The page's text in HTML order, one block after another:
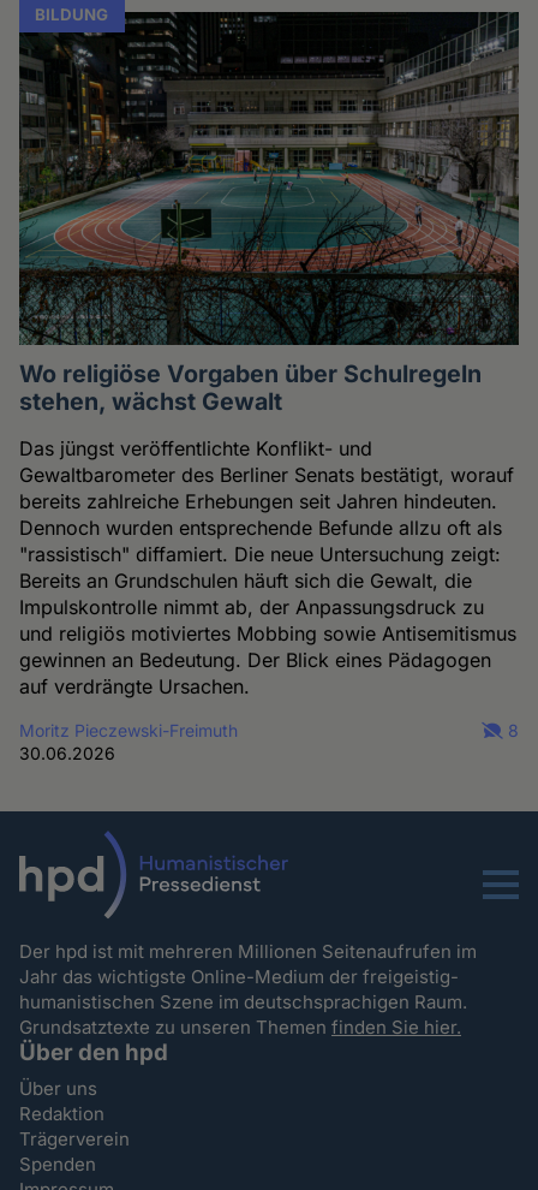
BILDUNG
Wo religiöse Vorgaben über Schulregeln
stehen, wächst Gewalt
Das jüngst veröffentlichte Konflikt- und
Gewaltbarometer des Berliner Senats bestätigt, worauf
bereits zahlreiche Erhebungen seit Jahren hindeuten.
Dennoch wurden entsprechende Befunde allzu oft als
"rassistisch" diffamiert. Die neue Untersuchung zeigt:
Bereits an Grundschulen häuft sich die Gewalt, die
Impulskontrolle nimmt ab, der Anpassungsdruck zu
und religiös motiviertes Mobbing sowie Antisemitismus
gewinnen an Bedeutung. Der Blick eines Pädagogen
auf verdrängte Ursachen.
Moritz Pieczewski-Freimuth
30.06.2026
8
Menu
Der hpd ist mit mehreren Millionen Seitenaufrufen im
Jahr das wichtigste Online-Medium der freigeistig-
humanistischen Szene im deutschsprachigen Raum.
Grundsatztexte zu unseren Themenfinden Sie hier.
Über den hpd
Über uns
Redaktion
Trägerverein
Spenden